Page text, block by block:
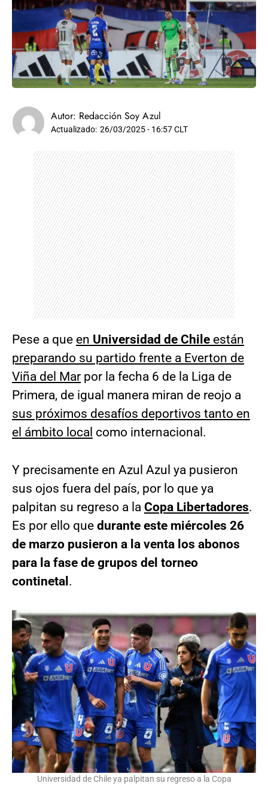
Autor: Redacción Soy Azul
Actualizado: 26/03/2025 - 16:57 CLT
Pese a que en Universidad de Chile están
preparando su partido frente a Everton de
Viña del Mar por la fecha 6 de la Liga de
Primera, de igual manera miran de reojo a
sus próximos desafíos deportivos tanto en
el ámbito local como internacional.
Y precisamente en Azul Azul ya pusieron
sus ojos fuera del país, por lo que ya
palpitan su regreso a la Copa Libertadores.
Es por ello que durante este miércoles 26
de marzo pusieron a la venta los abonos
para la fase de grupos del torneo
continetal .
Universidad de Chile ya palpitan su regreso a la Copa